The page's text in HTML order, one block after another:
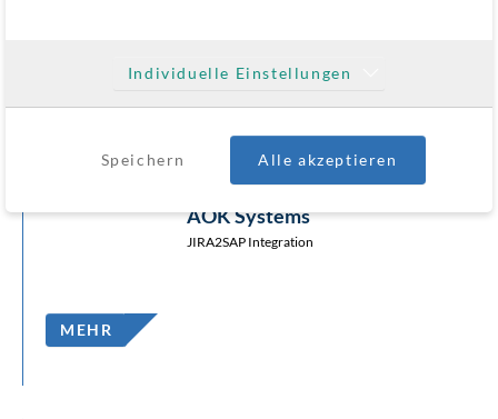
AOK Systems
JIRA2SAP Integration
MEHR
Individuelle Einstellungen
Speichern Alle akzeptieren